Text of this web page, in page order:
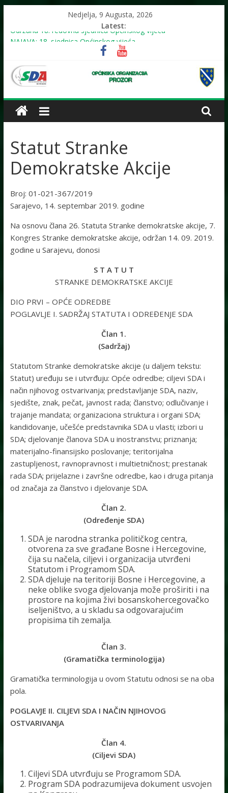
content
Nedjelja, 9 Augusta, 2026
Latest:
Održana 18. redovna sjednica Općinskog vijeća
NAJAVA: 18. sjednica Općinskog vijeća
Održana 19. redovna sjednica Općinskog vijeća: usvojeno više
odluka, mještani juga upozorili na problem reorganizacije
biračkih mjesta
genocid u Srebrenici
NAJAVA: 19. sjednica Općinskog vijeća
OO
SDA
Prozor
SIGURNO!
Statut Stranke
Demokratske Akcije
Broj: 01-021-367/2019
Sarajevo, 14. septembar 2019. godine
Na osnovu člana 26. Statuta Stranke demokratske akcije, 7.
Kongres Stranke demokratske akcije, održan 14. 09. 2019.
godine u Sarajevu, donosi
S T A T U T
STRANKE DEMOKRATSKE AKCIJE
DIO PRVI – OPĆE ODREDBE
POGLAVLJE I. SADRŽAJ STATUTA I ODREĐENJE SDA
Član 1.
(Sadržaj)
Statutom Stranke demokratske akcije (u daljem tekstu:
Statut) uređuju se i utvrđuju: Opće odredbe; ciljevi SDA i
način njihovog ostvarivanja; predstavljanje SDA, naziv,
sjedište, znak, pečat, javnost rada; članstvo; odlučivanje i
trajanje mandata; organizaciona struktura i organi SDA;
kandidovanje, učešće predstavnika SDA u vlasti; izbori u
SDA; djelovanje članova SDA u inostranstvu; priznanja;
materijalno-finansijsko poslovanje; teritorijalna
zastupljenost, ravnopravnost i multietničnost; prestanak
rada SDA; prijelazne i završne odredbe, kao i druga pitanja
od značaja za članstvo i djelovanje SDA.
Član 2.
(Određenje SDA)
SDA je narodna stranka političkog centra,
otvorena za sve građane Bosne i Hercegovine,
čija su načela, ciljevi i organizacija utvrđeni
Statutom i Programom SDA.
SDA djeluje na teritoriji Bosne i Hercegovine, a
neke oblike svoga djelovanja može proširiti i na
prostore na kojima živi bosanskohercegovačko
iseljeništvo, a u skladu sa odgovarajućim
propisima tih zemalja.
Član 3.
(Gramatička terminologija)
Gramatička terminologija u ovom Statutu odnosi se na oba
pola.
POGLAVJE II. CILJEVI SDA I NAČIN NJIHOVOG
OSTVARIVANJA
Član 4.
(Ciljevi SDA)
Ciljevi SDA utvrđuju se Programom SDA.
Program SDA podrazumijeva dokument usvojen